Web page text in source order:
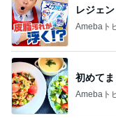
レジェ
Amebaト
初めて
Amebaト